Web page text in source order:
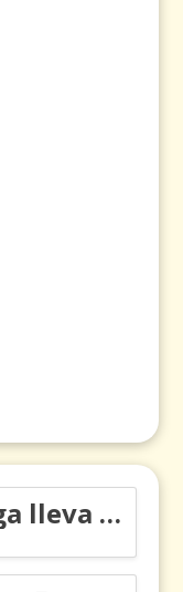
Carlos Manuel Vesga lleva el nombre de Colombia a los Emmy